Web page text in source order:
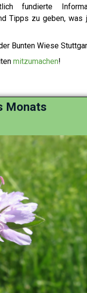
fundierte
Tipps zu geben,
Bunten Wiese
mitzumachen!
Monats